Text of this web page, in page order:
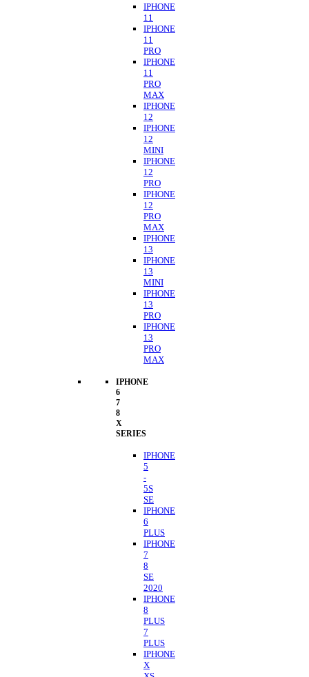
IPHONE
11
IPHONE
11
PRO
IPHONE
11
PRO
MAX
IPHONE
12
IPHONE
12
MINI
IPHONE
12
PRO
IPHONE
12
PRO
MAX
IPHONE
13
IPHONE
13
MINI
IPHONE
13
PRO
IPHONE
13
PRO
MAX
IPHONE
6
7
8
X
SERIES
IPHONE
5
-
5S
SE
IPHONE
6
PLUS
IPHONE
7
8
SE
2020
IPHONE
8
PLUS
7
PLUS
IPHONE
X